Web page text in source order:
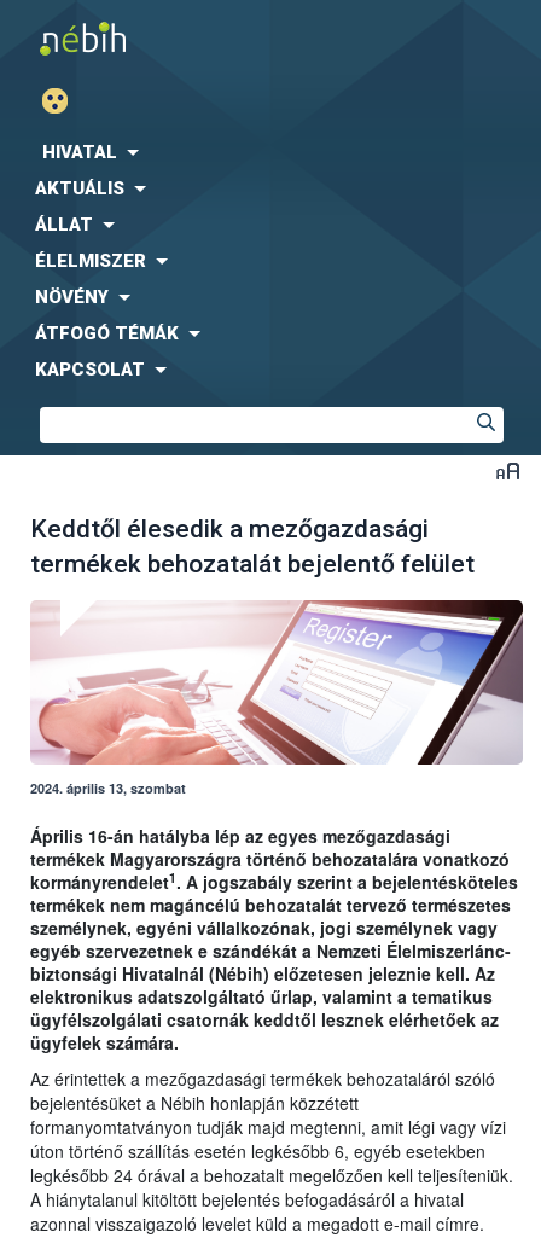
HIVATAL
AKTUÁLIS
ÁLLAT
ÉLELMISZER
NÖVÉNY
ÁTFOGÓ TÉMÁK
KAPCSOLAT
Keddtől élesedik a mezőgazdasági
termékek behozatalát bejelentő felület
2024. április 13, szombat
Április 16-án hatályba lép az egyes mezőgazdasági
termékek Magyarországra történő behozatalára vonatkozó
kormányrendelet1. A jogszabály szerint a bejelentésköteles
termékek nem magáncélú behozatalát tervező természetes
személynek, egyéni vállalkozónak, jogi személynek vagy
egyéb szervezetnek e szándékát a Nemzeti Élelmiszerlánc-
biztonsági Hivatalnál (Nébih) előzetesen jeleznie kell. Az
elektronikus adatszolgáltató űrlap, valamint a tematikus
ügyfélszolgálati csatornák keddtől lesznek elérhetőek az
ügyfelek számára.
Az érintettek a mezőgazdasági termékek behozataláról szóló
bejelentésüket a Nébih honlapján közzétett
formanyomtatványon tudják majd megtenni, amit légi vagy vízi
úton történő szállítás esetén legkésőbb 6, egyéb esetekben
legkésőbb 24 órával a behozatalt megelőzően kell teljesíteniük.
A hiánytalanul kitöltött bejelentés befogadásáról a hivatal
azonnal visszaigazoló levelet küld a megadott e-mail címre.